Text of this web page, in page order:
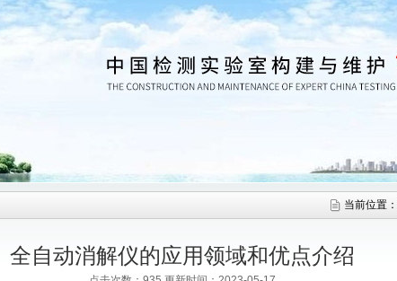
当前位置：
全自动消解仪的应用领域和优点介绍